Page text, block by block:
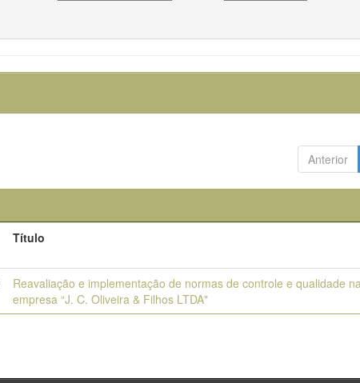
Anterior
Título
Reavaliação e implementação de normas de controle e qualidade
empresa “J. C. Oliveira & Filhos LTDA"